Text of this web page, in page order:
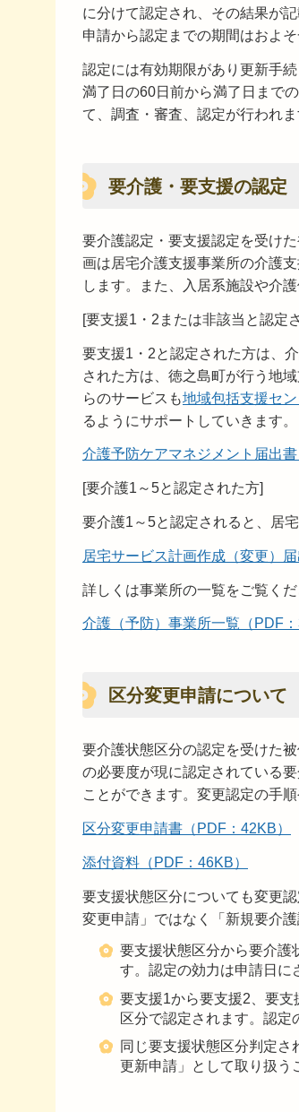
に分けて認定され、その結果が
申請から認定までの期間はおよ
認定には有効期限があり更新手
満了日の60日前から満了日まで
て、調査・審査、認定が行われま
要介護・要支援の認定
要介護認定・要支援認定を受け
画は居宅介護支援事業所の介護
します。また、入居系施設や介
[要支援1・2または非該当と認定
要支援1・2と認定された方は、
された方は、徳之島町が行う地
らのサービスも地域包括支援セ
るようにサポートしていきます。
介護予防ケアマネジメント届出書
[要介護1～5と認定された方]
要介護1～5と認定されると、居
居宅サービス計画作成（変更）
詳しくは事業所の一覧をご覧くだ
介護（予防）事業所一覧（PDF：
区分変更申請について
要介護状態区分の認定を受けた
の必要度が現に認定されている
ことができます。変更認定の手
区分変更申請書（PDF：42KB）
添付資料（PDF：46KB）
要支援状態区分についても変更
変更申請」ではなく「新規要介
要支援状態区分から要介護
す。認定の効力は申請日に
要支援1から要支援2、要
区分で認定されます。認定
同じ要支援状態区分判定
更新申請」として取り扱う